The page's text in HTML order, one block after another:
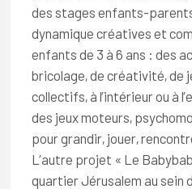
des stages enfants-
dynamique créatives et
enfants de 3 à 6 ans : des
bricolage, de créativité, de
collectifs, à l’intérieur ou à
des jeux moteurs,
pour grandir, jouer,
L’autre projet « Le
quartier Jérusalem au sein